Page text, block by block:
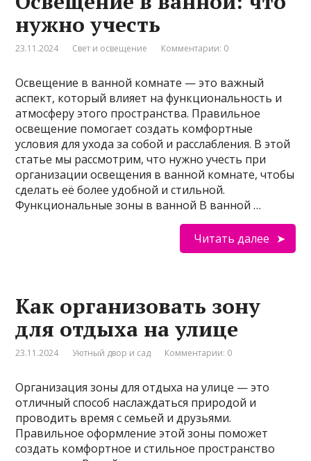
нужно учесть
23.11.2024 Свет и освещение Комментарии: 0
Освещение в ванной комнате — это важный
аспект, который влияет на функциональность и
атмосферу этого пространства. Правильное
освещение помогает создать комфортные
условия для ухода за собой и расслабления. В этой
статье мы рассмотрим, что нужно учесть при
организации освещения в ванной комнате, чтобы
сделать её более удобной и стильной.
Функциональные зоны в ванной В ванной …
Читать далее
Как организовать зону
для отдыха на улице
23.11.2024 Уютный двор и сад Комментарии: 0
Организация зоны для отдыха на улице — это
отличный способ наслаждаться природой и
проводить время с семьей и друзьями.
Правильное оформление этой зоны поможет
создать комфортное и стильное пространство